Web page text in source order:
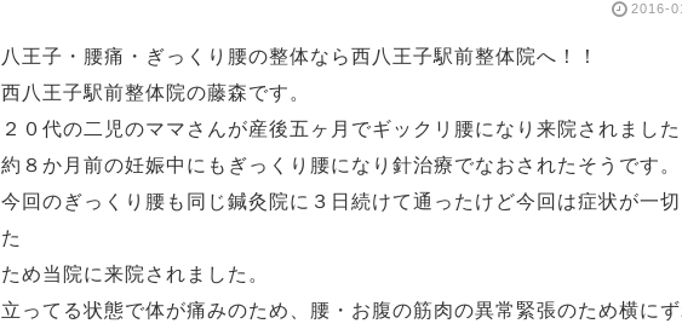
2016-
八王子・腰痛・ぎっくり腰の整体なら西八王子駅前整体院へ！！
西八王子駅前整体院の藤森です。
２０代の二児のママさんが産後五ヶ月でギックリ腰になり来院されました
約８か月前の妊娠中にもぎっくり腰になり針治療でなおされたそうです。
今回のぎっくり腰も同じ鍼灸院に３日続けて通ったけど今回は症状が一
た
ため当院に来院されました。
立ってる状態で体が痛みのため、腰・お腹の筋肉の異常緊張のため横に